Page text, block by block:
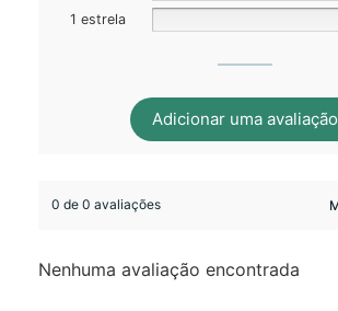
1 estrela
Adicionar uma avaliação
0 de 0 avaliações
Nenhuma avaliação encontrada